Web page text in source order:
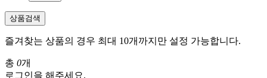
상품검색
즐겨찾는 상품의 경우 최대 10개까지만 설정 가능합니다.
총 0개
로그인을 해주세요.